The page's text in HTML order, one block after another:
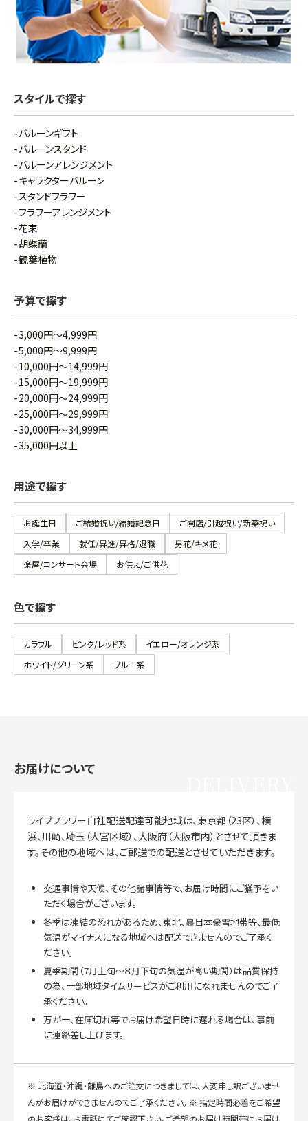
スタイルで探す
バルーンギフト
バルーンスタンド
バルーンアレンジメント
キャラクターバルーン
スタンドフラワー
フラワーアレンジメント
花束
胡蝶蘭
観葉植物
予算で探す
3,000円～4,999円
5,000円～9,999円
10,000円～14,999円
15,000円～19,999円
20,000円～24,999円
25,000円～29,999円
30,000円～34,999円
35,000円以上
用途で探す
お誕生日 ご結婚祝い/結婚記念日
ご開店/引越祝い/新築祝い
入学/卒業
就任/昇進/昇格/退職
男花/キメ花
楽屋/コンサート会場
お供え/ご供花
色で探す
カラフル ピンク/レッド系
イエロー/オレンジ系
ホワイト/グリーン系
ブルー系
お届けについて
ライブフラワー自社配送配達可能地域は、東京都（23区）、横
浜、川崎、埼玉（大宮区域）、大阪府（大阪市内）とさせて頂きま
す。その他の地域へは、ご郵送での配送とさせていただきます。
交通事情や天候、その他諸事情等で、お届け時間にご猶予をい
ただく場合がございます。
冬季は凍結の恐れがあるため、東北、裏日本豪雪地帯等、最低
気温がマイナスになる地域へは配送できませんのでご了承く
ださい。
夏季期間（7月上旬～８月下旬の気温が高い期間）は品質保持
の為、一部地域タイムサービスがご利用になれませんのでご了
承ください。
万が一、在庫切れ等でお届け希望日時に遅れる場合は、事前
に連絡差し上げます。
※ 北海道・沖縄・離島へのご注文につきましては、大変申し訳ございませ
んがお届けができませんのでご了承ください。 ※ 指定時間必着をご希望
のお客様は、お電話にてご確認下さい。ご希望のお届け時間帯にお届け